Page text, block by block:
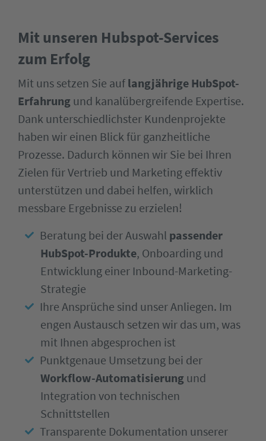
Mit unseren Hubspot-Services
zum Erfolg
Mit uns setzen Sie auf langjährige HubSpot-
Erfahrung und kanalübergreifende Expertise.
Dank unterschiedlichster Kundenprojekte
haben wir einen Blick für ganzheitliche
Prozesse. Dadurch können wir Sie bei Ihren
Zielen für Vertrieb und Marketing effektiv
unterstützen und dabei helfen, wirklich
messbare Ergebnisse zu erzielen!
Beratung bei der Auswahl passender
HubSpot-Produkte, Onboarding und
Entwicklung einer Inbound-Marketing-
Strategie
Ihre Ansprüche sind unser Anliegen. Im
engen Austausch setzen wir das um, was
mit Ihnen abgesprochen ist
Punktgenaue Umsetzung bei der
Workflow-Automatisierung und
Integration von technischen
Schnittstellen
Transparente Dokumentation unserer